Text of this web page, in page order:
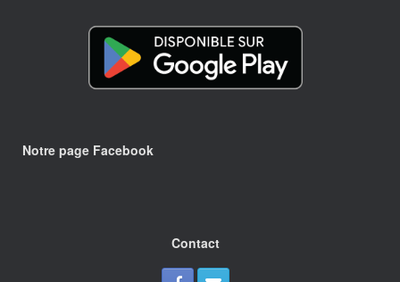
Notre page Facebook
Contact